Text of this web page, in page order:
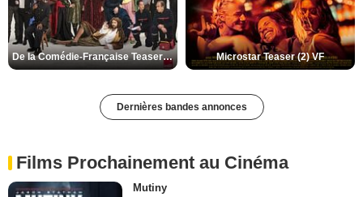
De la Comédie-Française Teaser (3) VF Microstar Teaser (2) VF
Dernières bandes annonces
Films Prochainement au Cinéma
Mutiny